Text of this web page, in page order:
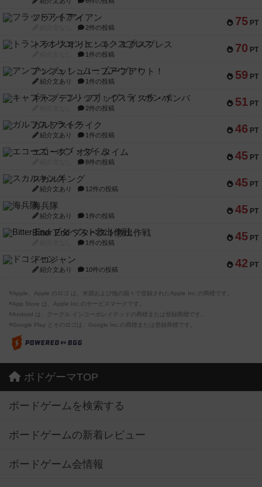
75 PT
フラットアイアン
2件の投稿
70 PT
トランスオリエント・エクスプレス
1件の投稿
59 PT
アンブッシュ！：ムーブアウト！
紹介文あり 1件の投稿
51 PT
キャプテン・フリップ：イスラ・ボンバ
2件の投稿
46 PT
ガルフストライク
紹介文あり 1件の投稿
45 PT
エコーズ・オブ・タイム
8件の投稿
45 PT
スカルキング
紹介文あり 12件の投稿
45 PT
海兵隊
紹介文あり 1件の投稿
45 PT
Bitter End ブタペスト救出作戦
1件の投稿
42 PT
ドコジャン
紹介文あり 10件の投稿
※Apple、Apple のロゴ は、米国および他の国々で登録されたApple Inc.の商標です。
※App Store は、Apple Inc.のサービスマークです。
※Android は、グーグル インコーポレイテッドの商標または登録商標です。
※Google Play とそのロゴは、Google Inc.の商標または登録商標です。
ボドゲーマTOP
ボードゲームを検索する
ボードゲームの新着レビュー
ボードゲーム会情報